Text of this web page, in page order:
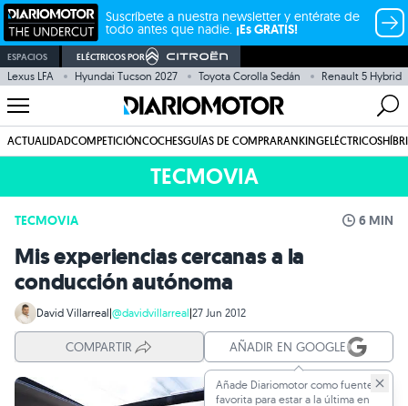
Suscríbete a nuestra newsletter y entérate de
todo antes que nadie. ¡Es GRATIS!
ESPACIOS ELÉCTRICOS POR
Lexus LFA Hyundai Tucson 2027 Toyota Corolla Sedán Renault 5 Hybrid
ACTUALIDADCOMPETICIÓNCOCHESGUÍAS DE COMPRARANKINGELÉCTRICOS
TECMOVIA
TECMOVIA 6 MIN
Mis experiencias cercanas a la
conducción autónoma
David Villarreal|@davidvillarreal|27 Jun 2012
COMPARTIR AÑADIR EN GOOGLE
Añade Diariomotor como fuente
favorita para estar a la última en